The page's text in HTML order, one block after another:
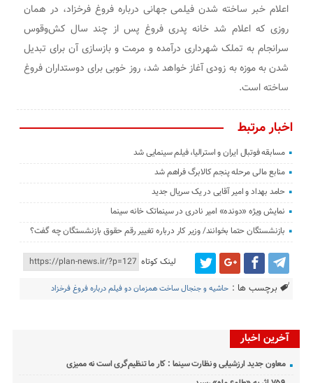
اعلام خبر ساخته شدن فیلمی جهانی درباره فروغ فرخزاد، در همان
روزی که اعلام شد خانه پدری فروغ پس از چند سال کش‌وقوس
سرانجام به تملک شهرداری درآمده و مرمت و بازسازی آن برای تبدیل
شدن به موزه به زودی آغاز خواهد شد، روز خوبی برای دوستداران فروغ
ساخته است.
اخبار مرتبط
مسابقه فوتبال ایران و استرالیا، فیلم سینمایی شد
منابع مالی مرحله پنجم کالابرگ فراهم شد
حامد بهداد و امیر آقایی در یک سریال جدید
نمایش ویژه «دونده» امیر نادری در سینماتک خانه سینما
بازنشستگان حتما بخوانند/ وزیر کار درباره تغییر رقم حقوق بازنشستگان چه گفت؟
لینک کوتاه
برچسب ها : حاشیه و جنجال ساخت همزمان دو فیلم درباره فروغ فرخزاد
آخرین اخبار
معاون جدید ارزشیابی و نظارت سینما : کار ما تنظیم‌گری است نه ممیزی